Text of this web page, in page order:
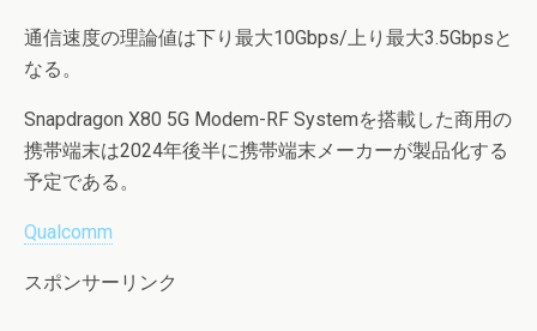
通信速度の理論値は下り最大10Gbps/上り最大3.5Gbpsと
なる。
Snapdragon X80 5G Modem-RF Systemを搭載した商用の
携帯端末は2024年後半に携帯端末メーカーが製品化する
予定である。
Qualcomm
スポンサーリンク